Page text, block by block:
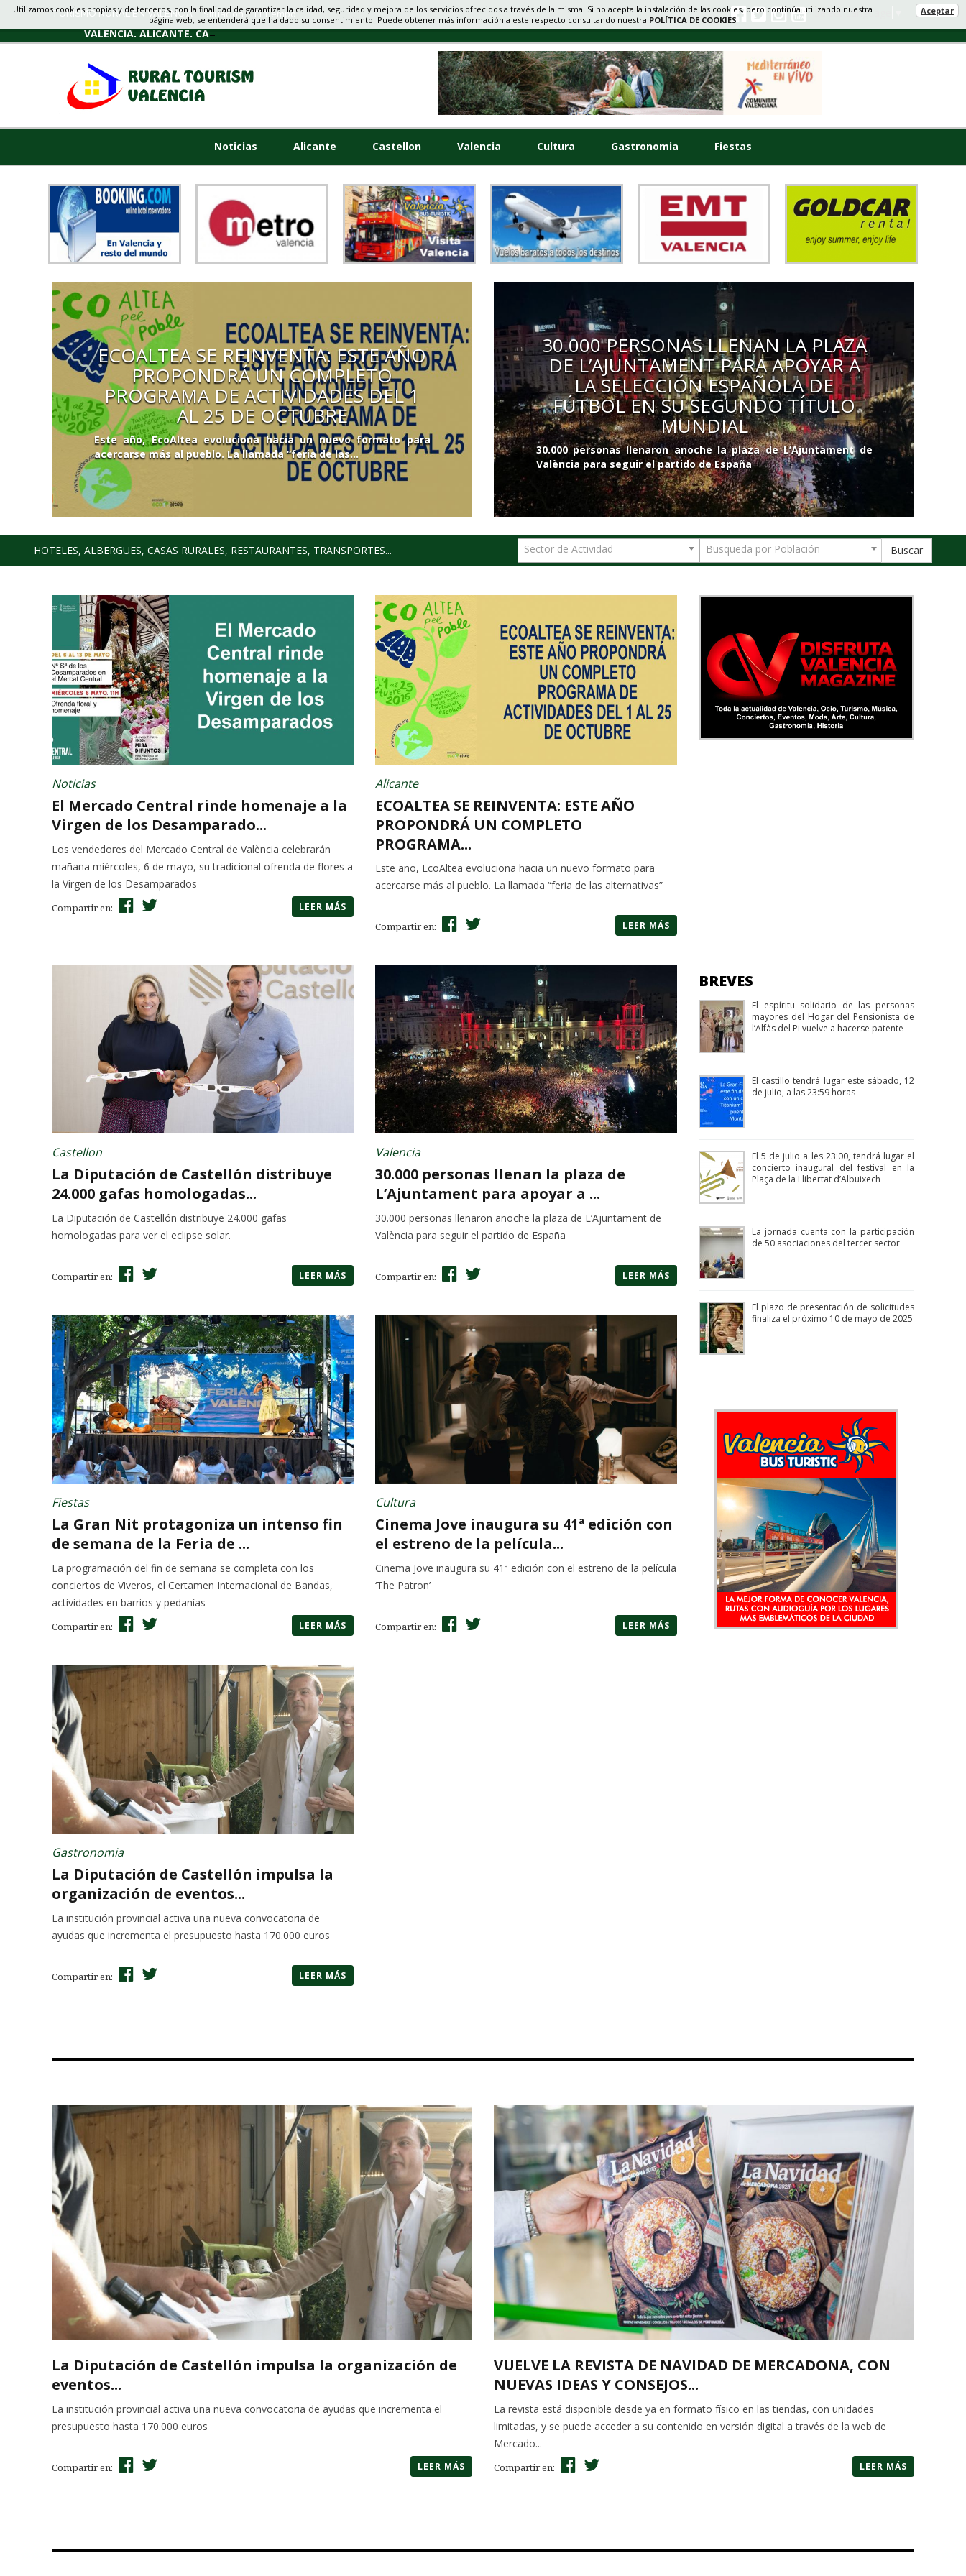
TURISMO RURAL EN VALENCIA Situacion El Tiempo
VALENCIA, ALICANTE, CASTELLON
Select Language
Noticias Alicante Castellon Valencia Cultura Gastronomia Fiestas
ECOALTEA SE REINVENTA: ESTE AÑO
PROPONDRÁ UN COMPLETO
PROGRAMA DE ACTIVIDADES DEL 1
AL 25 DE OCTUBRE
Este año, EcoAltea evoluciona hacia un nuevo formato para
acercarse más al pueblo. La llamada “feria de las...
30.000 PERSONAS LLENAN LA PLAZA
DE L’AJUNTAMENT PARA APOYAR A
LA SELECCIÓN ESPAÑOLA DE
FÚTBOL EN SU SEGUNDO TÍTULO
MUNDIAL
30.000 personas llenaron anoche la plaza de L’Ajuntament de
València para seguir el partido de España
HOTELES, ALBERGUES, CASAS RURALES, RESTAURANTES, TRANSPORTES... Sector de Actividad Busqueda por Población Buscar
Noticias
El Mercado Central rinde homenaje a la
Virgen de los Desamparado...
Los vendedores del Mercado Central de València celebrarán
mañana miércoles, 6 de mayo, su tradicional ofrenda de flores a
la Virgen de los Desamparados
Compartir en: LEER MÁS
Alicante
ECOALTEA SE REINVENTA: ESTE AÑO
PROPONDRÁ UN COMPLETO
PROGRAMA...
Este año, EcoAltea evoluciona hacia un nuevo formato para
acercarse más al pueblo. La llamada “feria de las alternativas”
Compartir en: LEER MÁS
Castellon
La Diputación de Castellón distribuye
24.000 gafas homologadas...
La Diputación de Castellón distribuye 24.000 gafas
homologadas para ver el eclipse solar.
Compartir en: LEER MÁS
Valencia
30.000 personas llenan la plaza de
L’Ajuntament para apoyar a ...
30.000 personas llenaron anoche la plaza de L’Ajuntament de
València para seguir el partido de España
Compartir en: LEER MÁS
Fiestas
La Gran Nit protagoniza un intenso fin
de semana de la Feria de ...
La programación del fin de semana se completa con los
conciertos de Viveros, el Certamen Internacional de Bandas,
actividades en barrios y pedanías
Compartir en: LEER MÁS
Cultura
Cinema Jove inaugura su 41ª edición con
el estreno de la película...
Cinema Jove inaugura su 41ª edición con el estreno de la película
‘The Patron’
Compartir en: LEER MÁS
Gastronomia
La Diputación de Castellón impulsa la
organización de eventos...
La institución provincial activa una nueva convocatoria de
ayudas que incrementa el presupuesto hasta 170.000 euros
Compartir en: LEER MÁS
BREVES
El espíritu solidario de las personas
mayores del Hogar del Pensionista de
l’Alfàs del Pi vuelve a hacerse patente
El castillo tendrá lugar este sábado, 12
de julio, a las 23:59 horas
El 5 de julio a les 23:00, tendrá lugar el
concierto inaugural del festival en la
Plaça de la Llibertat d’Albuixech
La jornada cuenta con la participación
de 50 asociaciones del tercer sector
El plazo de presentación de solicitudes
finaliza el próximo 10 de mayo de 2025
La Diputación de Castellón impulsa la organización de
eventos...
La institución provincial activa una nueva convocatoria de ayudas que incrementa el
presupuesto hasta 170.000 euros
Compartir en: LEER MÁS
VUELVE LA REVISTA DE NAVIDAD DE MERCADONA, CON
NUEVAS IDEAS Y CONSEJOS...
La revista está disponible desde ya en formato físico en las tiendas, con unidades
limitadas, y se puede acceder a su contenido en versión digital a través de la web de
Mercado...
Compartir en: LEER MÁS
Utilizamos cookies propias y de terceros, con la finalidad de garantizar la calidad, seguridad y mejora de los servicios ofrecidos a través de la misma. Si no acepta la instalación de las cookies, pero continúa utilizando nuestra
página web, se entenderá que ha dado su consentimiento. Puede obtener más información a este respecto consultando nuestra POLÍTICA DE COOKIES
Aceptar